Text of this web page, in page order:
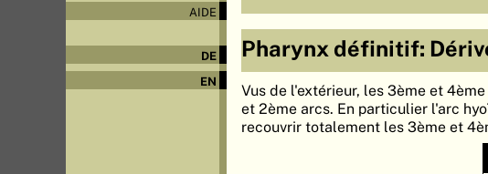
AIDE
DE
EN
Pharynx définitif:
Vus de l'extérieur, les 3ème et
et 2ème arcs. En particulier l'arc
recouvrir totalement les 3ème et